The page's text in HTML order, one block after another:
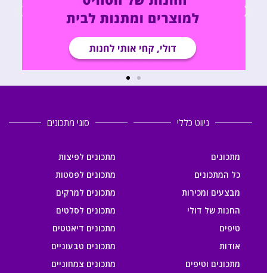
ניווט כללי
מתכונים
כל המתכונים
מבצעים ומכירות
החנות של דולי
טיפים
אודות
מתכונים וטיפים
סוגי מתכונים
מתכונים לפיצות
מתכונים לפסטות
מתכונים למרקים
מתכונים לסלטים
מתכונים דיאטטים
מתכונים טבעוניים
מתכונים צמחוניים